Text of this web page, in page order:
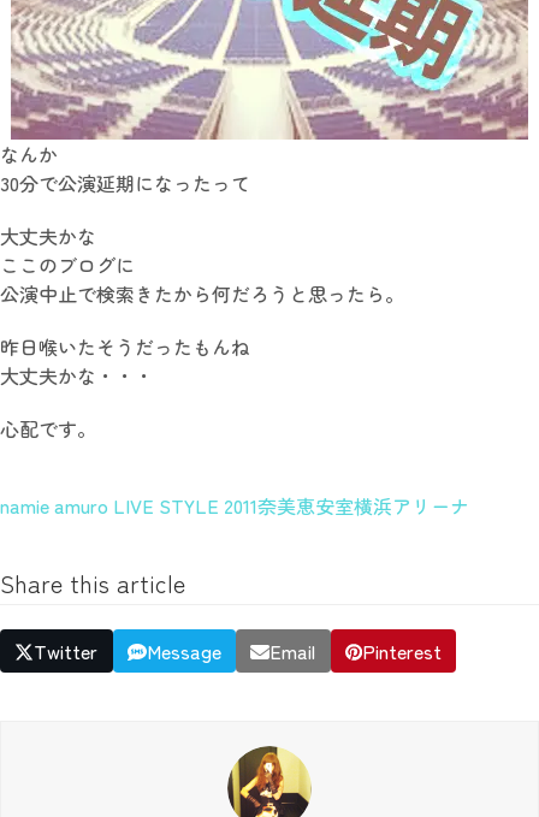
なんか
30分で公演延期になったって
大丈夫かな
ここのブログに
公演中止で検索きたから何だろうと思ったら。
昨日喉いたそうだったもんね
大丈夫かな・・・
心配です。
namie amuro LIVE STYLE 2011奈美恵安室横浜アリーナ
Share this article
Twitter Message Email Pinterest